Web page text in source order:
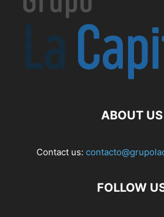
ABOUT US
Contact us:
FOLLOW